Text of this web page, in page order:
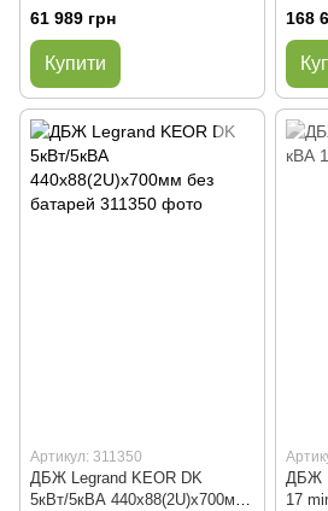
61 989 грн
Купити
з
168
Артикул: 311350
ДБЖ Legrand KEOR DK
5кВт/5кВА 440x88(2U)x700мм
ДБЖ
17